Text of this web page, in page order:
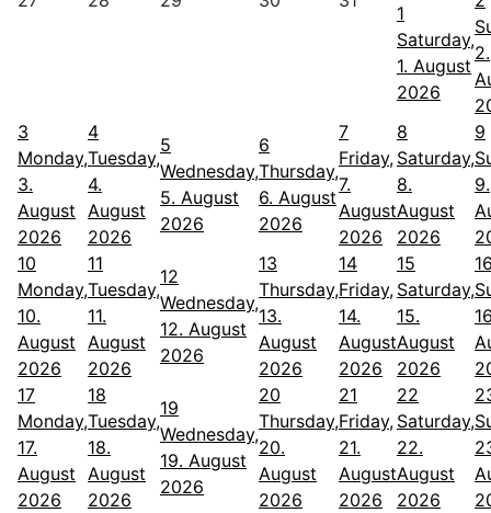
1
Saturday,
1. August
2026
2.
3
Monday,
3.
August
2026
4
Tuesday,
4.
August
2026
5
Wednesday,
5. August
2026
6
Thursday,
6. August
2026
7
Friday,
7.
August
2026
8
Saturday,
8.
August
2026
9
9.
10
Monday,
10.
August
2026
11
Tuesday,
11.
August
2026
12
Wednesday,
12. August
2026
13
Thursday,
13.
August
2026
14
Friday,
14.
August
2026
15
Saturday,
15.
August
2026
17
Monday,
17.
August
2026
18
Tuesday,
18.
August
2026
19
Wednesday,
19. August
2026
20
Thursday,
20.
August
2026
21
Friday,
21.
August
2026
22
Saturday,
22.
August
2026